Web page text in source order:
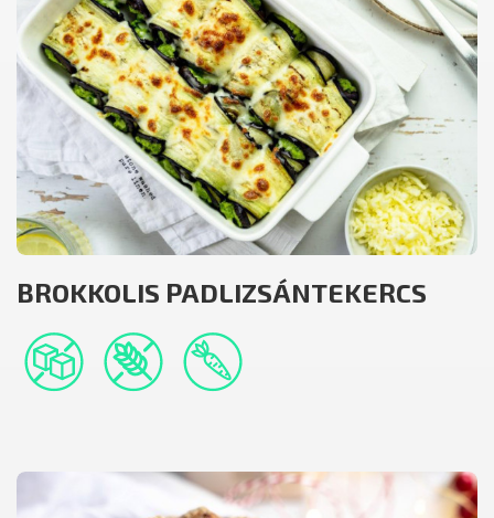
BROKKOLIS PADLIZSÁNTEKERCS